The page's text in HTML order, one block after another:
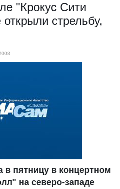
"Крокус Сити
стрельбу,
в пятницу в концертном
на северо-западе